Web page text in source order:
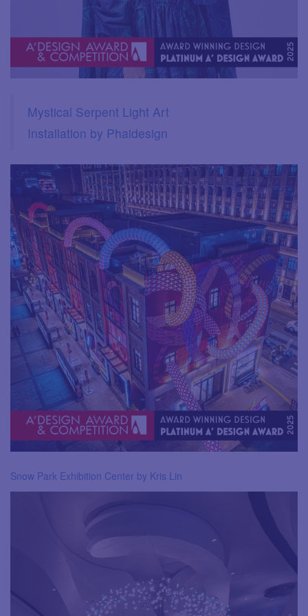
Mystical Serpent Light Art
Installation by Phaidesign
Snow Park Exhibition Center by Kris Lin